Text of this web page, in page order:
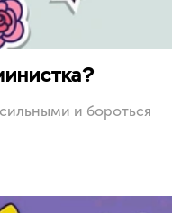
и бороться